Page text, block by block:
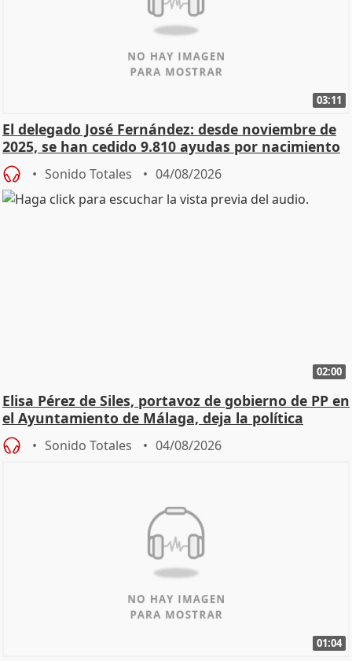
03:11
El delegado José Fernández: desde noviembre de
2025, se han cedido 9.810 ayudas por nacimiento
Sonido Totales 04/08/2026
02:00
Elisa Pérez de Siles, portavoz de gobierno de PP en
el Ayuntamiento de Málaga, deja la política
Sonido Totales 04/08/2026
01:04